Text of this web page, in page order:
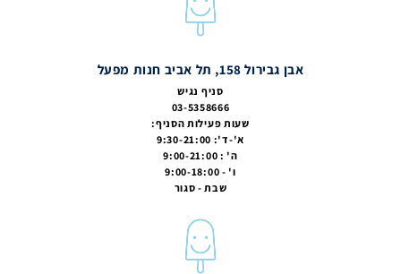
אבן גבירול 158, תל אביב חנות מפעל
סניף נגיש
03-5358666
שעות פעילות הסניף:
א'-ד': 9:30-21:00
ה' : 9:00-21:00
ו' - 9:00-18:00
שבת - סגור